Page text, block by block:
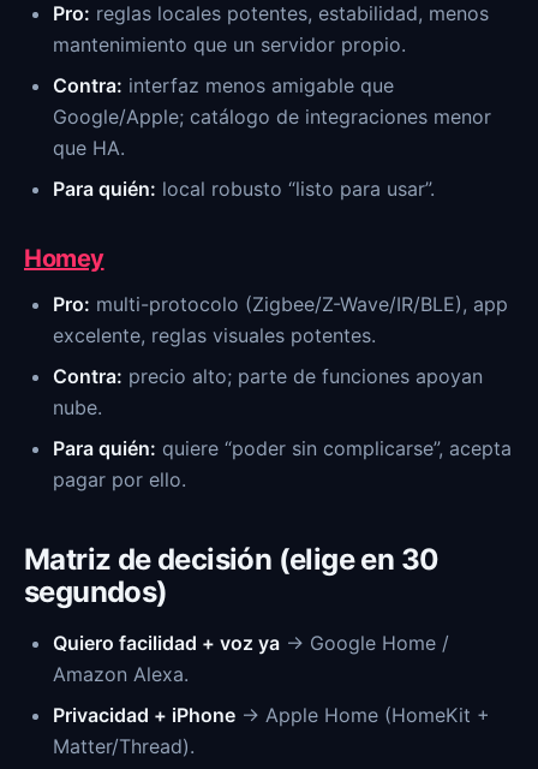
Pro: reglas locales potentes, estabilidad, menos
mantenimiento que un servidor propio.
Contra: interfaz menos amigable que
Google/Apple; catálogo de integraciones menor
que HA.
Para quién: local robusto “listo para usar”.
Homey
Pro: multi-protocolo (Zigbee/Z-Wave/IR/BLE), app
excelente, reglas visuales potentes.
Contra: precio alto; parte de funciones apoyan
nube.
Para quién: quiere “poder sin complicarse”, acepta
pagar por ello.
Matriz de decisión (elige en 30
segundos)
Quiero facilidad + voz ya → Google Home /
Amazon Alexa.
Privacidad + iPhone → Apple Home (HomeKit +
Matter/Thread).